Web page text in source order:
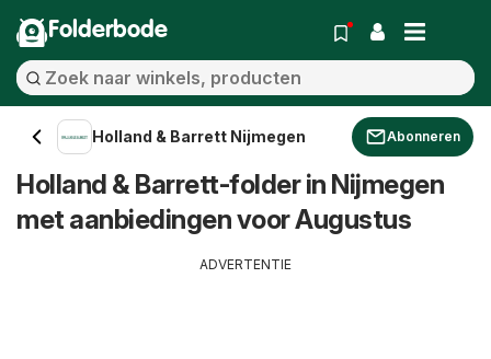
Folderbode
Holland & Barrett Nijmegen Abonneren
Holland & Barrett-folder in Nijmegen
met aanbiedingen voor Augustus
ADVERTENTIE